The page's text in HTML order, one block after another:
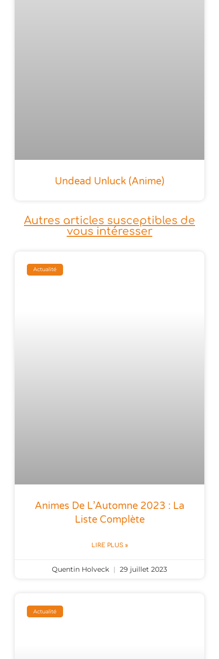
Undead Unluck (anime)
Autres articles susceptibles de
vous intéresser
Actualité
Animes De L’Automne 2023 : La
Liste Complète
LIRE PLUS »
Quentin Holveck 29 juillet 2023
Actualité